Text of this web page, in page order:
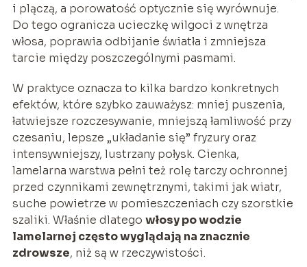
i plączą, a porowatość optycznie się wyrównuje.
Do tego ogranicza ucieczkę wilgoci z wnętrza
włosa, poprawia odbijanie światła i zmniejsza
tarcie między poszczególnymi pasmami.
W praktyce oznacza to kilka bardzo konkretnych
efektów, które szybko zauważysz: mniej puszenia,
łatwiejsze rozczesywanie, mniejszą łamliwość przy
czesaniu, lepsze „układanie się” fryzury oraz
intensywniejszy, lustrzany połysk. Cienka,
lamelarna warstwa pełni też rolę tarczy ochronnej
przed czynnikami zewnętrznymi, takimi jak wiatr,
suche powietrze w pomieszczeniach czy szorstkie
szaliki. Właśnie dlatego włosy po wodzie
lamelarnej często wyglądają na znacznie
zdrowsze, niż są w rzeczywistości.